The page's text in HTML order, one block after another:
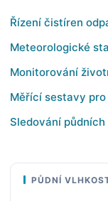
Řízení čistíren
Meteorologické
Monitorování
Měřící sestavy
Sledování
PŮDNÍ